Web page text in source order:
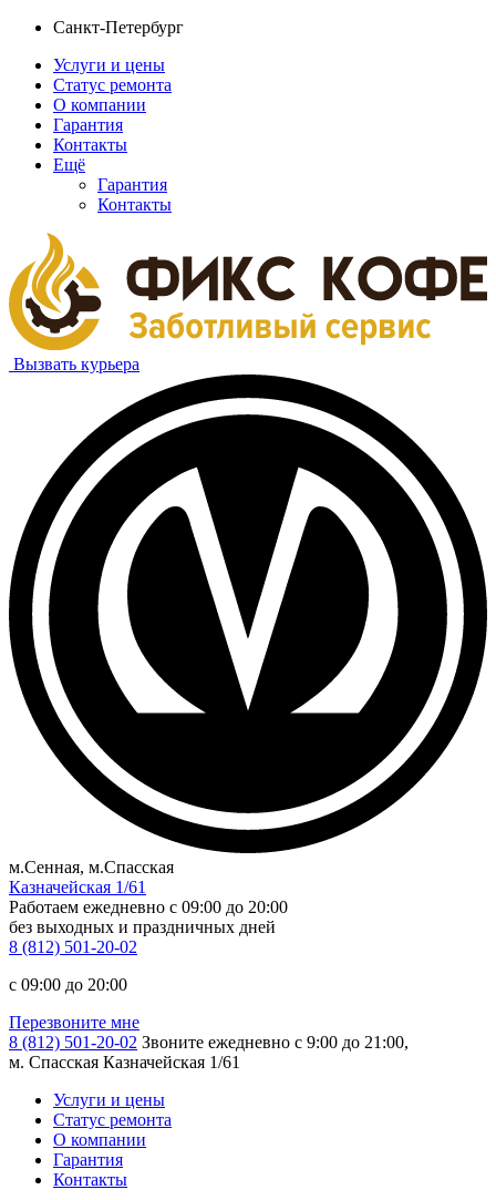
Санкт-Петербург
Услуги и цены
Статус ремонта
О компании
Гарантия
Контакты
Ещё
Гарантия
Контакты
Вызвать курьера
м.Сенная, м.Спасская
Казначейская 1/61
Работаем ежедневно c 09:00 до 20:00
без выходных и праздничных дней
8 (812) 501-20-02
c 09:00 до 20:00
Перезвоните мне
8 (812) 501-20-02 Звоните ежедневно с 9:00 до 21:00,
м. Спасская Казначейская 1/61
Услуги и цены
Статус ремонта
О компании
Гарантия
Контакты